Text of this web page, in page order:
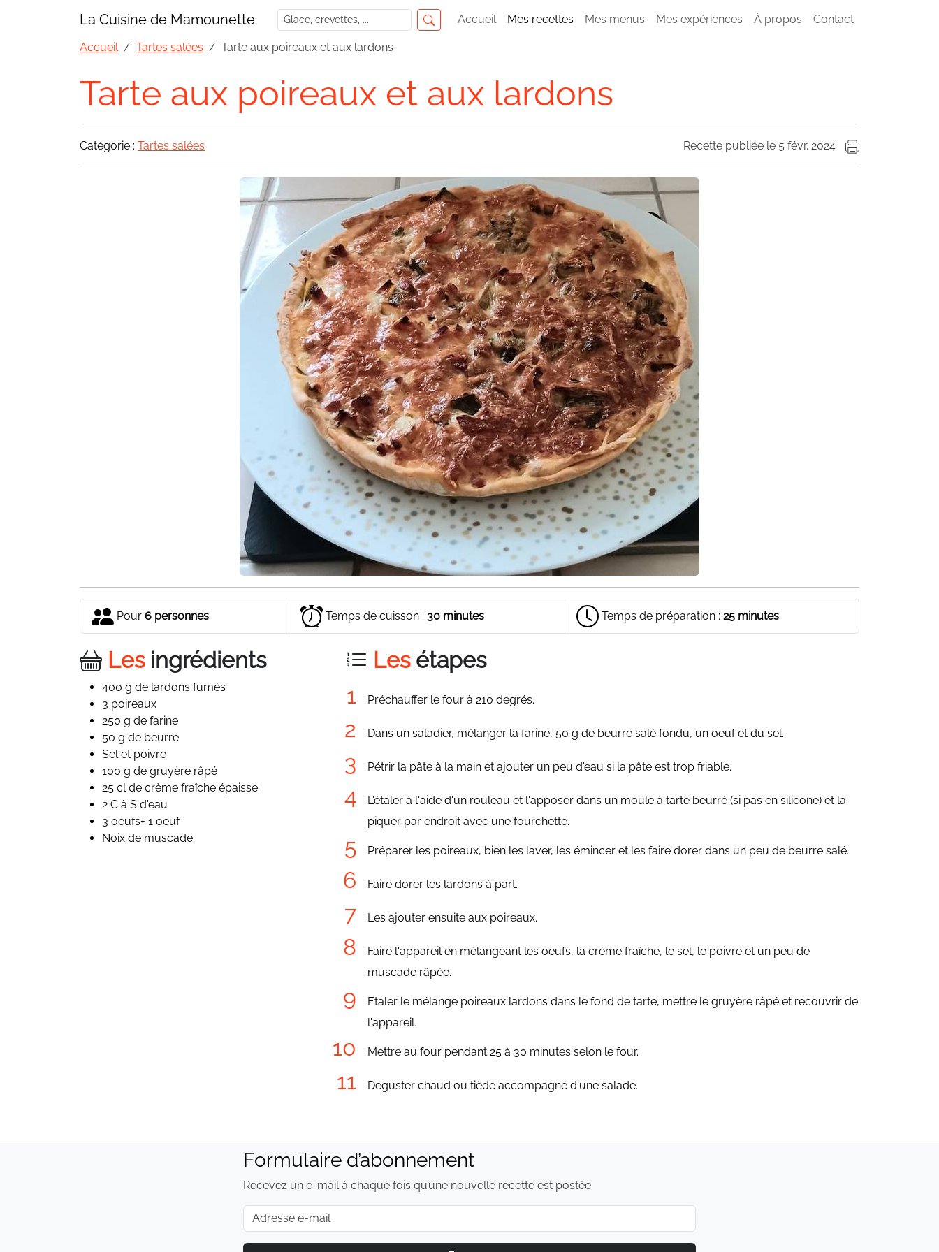
La Cuisine de Mamounette Accueil Mes recettes Mes menus Mes expériences À propos Contact
Accueil Tartes salées Tarte aux poireaux et aux lardons
Tarte aux poireaux et aux lardons
Catégorie : Tartes salées Recette publiée le 5 févr. 2024
Pour 6 personnes Temps de cuisson :30 minutes Temps de préparation : 25 minutes
Lesingrédients
400 g de lardons fumés
3 poireaux
250 g de farine
50 g de beurre
Sel et poivre
100 g de gruyère râpé
25 cl de crème fraîche épaisse
2 C à S d'eau
3 oeufs+ 1 oeuf
Noix de muscade
Lesétapes
Préchauffer le four à 210 degrés.
Dans un saladier, mélanger la farine, 50 g de beurre salé fondu, un oeuf et du sel.
Pétrir la pâte à la main et ajouter un peu d'eau si la pâte est trop friable.
L'étaler à l'aide d'un rouleau et l'apposer dans un moule à tarte beurré (si pas en silicone) et la
piquer par endroit avec une fourchette.
Préparer les poireaux, bien les laver, les émincer et les faire dorer dans un peu de beurre salé.
Faire dorer les lardons à part.
Les ajouter ensuite aux poireaux.
Faire l'appareil en mélangeant les oeufs, la crème fraîche, le sel, le poivre et un peu de
muscade râpée.
Etaler le mélange poireaux lardons dans le fond de tarte, mettre le gruyère râpé et recouvrir de
l'appareil.
Mettre au four pendant 25 à 30 minutes selon le four.
Déguster chaud ou tiède accompagné d'une salade.
Formulaire d’abonnement
Recevez un e-mail à chaque fois qu’une nouvelle recette est postée.
E-mail